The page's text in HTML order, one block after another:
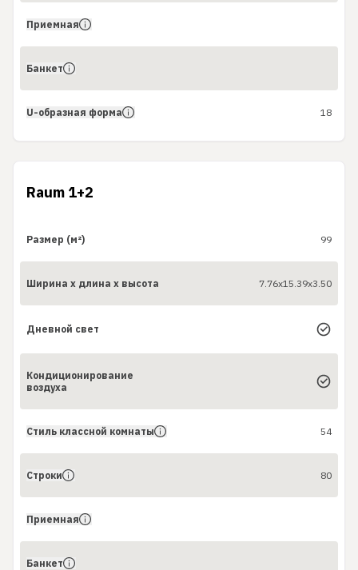
Приемная
Банкет
U-образная форма 18
Raum 1+2
Размер (м²) 99
Ширина x длина x высота 7.76x15.39x3.50
Дневной свет
Кондиционирование
воздуха
Стиль классной комнаты 54
Строки 80
Приемная
Банкет